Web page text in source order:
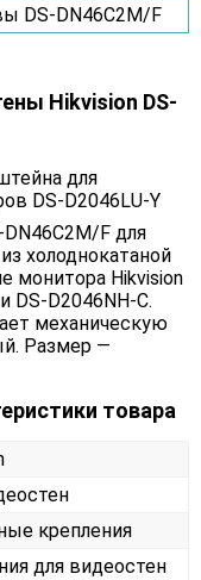
DS-DN46C2M/F
Hikvision DS-
для
DS-D2046LU-Y
F для
холоднокатаной
монитора Hikvision
DS-D2046NH-C.
механическую
Размер —
товара
крепления
для видеостен